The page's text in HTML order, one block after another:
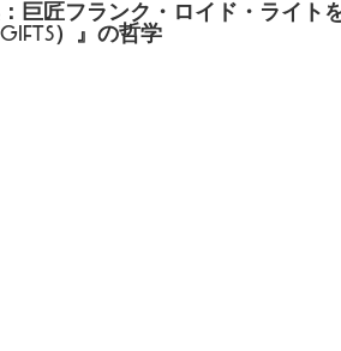
：巨匠フランク・ロイド・ライト
）』の哲学